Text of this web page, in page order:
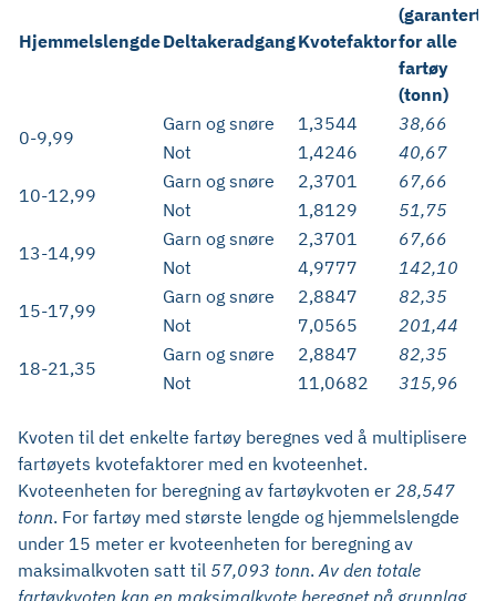
HjemmelslengdeDeltakeradgangKvotefaktor
(garantert)
for alle
fartøy
(tonn)
0-9,99
Garn og snøre 1,3544
38,66
Not
1,4246
40,67
10-12,99
Garn og snøre 2,3701
67,66
Not
1,8129
51,75
13-14,99
Garn og snøre 2,3701
67,66
Not
4,9777
142,10
15-17,99
Garn og snøre 2,8847
82,35
Not
7,0565
201,44
18-21,35
Garn og snøre 2,8847
82,35
Not
11,0682 315,96
Kvoten til det enkelte fartøy beregnes ved å multiplisere
fartøyets kvotefaktorer med en kvoteenhet.
Kvoteenheten for beregning av fartøykvoten er 28,547
tonn. For fartøy med største lengde og hjemmelslengde
under 15 meter er kvoteenheten for beregning av
maksimalkvoten satt til 57,093 tonn.Av den totale
fartøykvoten kan en maksimalkvote beregnet på grunnlag